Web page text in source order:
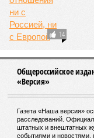
14
Общероссийское
«Версия»
Газета «Наша версия»
расследований.
штатных и внештатных
событиями и новостями,